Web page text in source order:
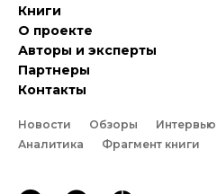
Книги
О проекте
Авторы и эксперты
Партнеры
Контакты
Новости Обзоры Интервью
Аналитика
Фрагмент книги